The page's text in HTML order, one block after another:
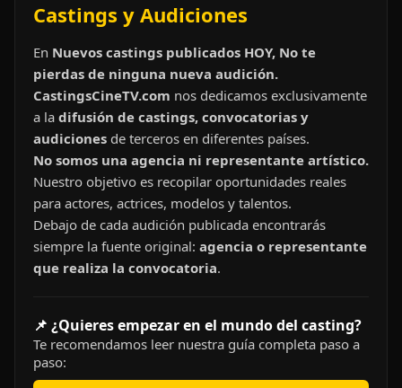
Castings y Audiciones
En Nuevos castings publicados HOY, No te
pierdas de ninguna nueva audición.
CastingsCineTV.com nos dedicamos exclusivamente
a la difusión de castings, convocatorias y
audiciones de terceros en diferentes países.
No somos una agencia ni representante artístico.
Nuestro objetivo es recopilar oportunidades reales
para actores, actrices, modelos y talentos.
Debajo de cada audición publicada encontrarás
siempre la fuente original: agencia o representante
que realiza la convocatoria.
📌 ¿Quieres empezar en el mundo del casting?
Te recomendamos leer nuestra guía completa paso a
paso: